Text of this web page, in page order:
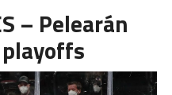
– Pelearán